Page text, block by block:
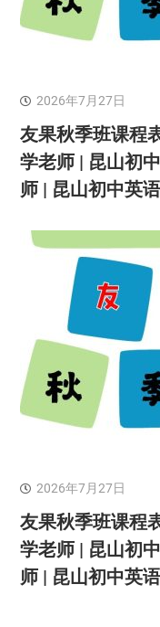
2026年7月27日
友果秋季班课程
学老师 | 昆山初
师 | 昆山初中英
2026年7月27日
友果秋季班课程
学老师 | 昆山初
师 | 昆山初中英